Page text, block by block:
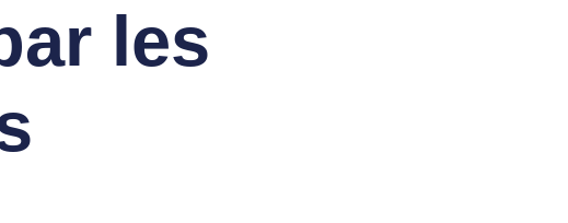
les